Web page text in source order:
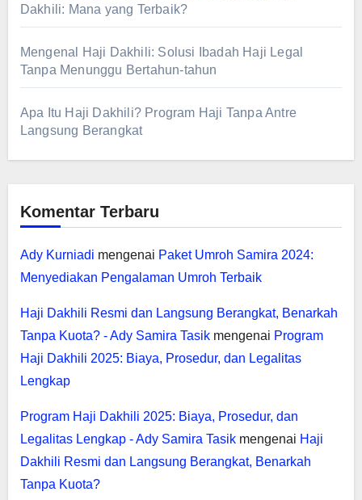
Dakhili: Mana yang Terbaik?
Mengenal Haji Dakhili: Solusi Ibadah Haji Legal
Tanpa Menunggu Bertahun-tahun
Apa Itu Haji Dakhili? Program Haji Tanpa Antre
Langsung Berangkat
Komentar Terbaru
Ady Kurniadi mengenai Paket Umroh Samira 2024:
Menyediakan Pengalaman Umroh Terbaik
Haji Dakhili Resmi dan Langsung Berangkat, Benarkah
Tanpa Kuota? - Ady Samira Tasikmengenai Program
Haji Dakhili 2025: Biaya, Prosedur, dan Legalitas
Lengkap
Program Haji Dakhili 2025: Biaya, Prosedur, dan
Legalitas Lengkap - Ady Samira Tasikmengenai Haji
Dakhili Resmi dan Langsung Berangkat, Benarkah
Tanpa Kuota?